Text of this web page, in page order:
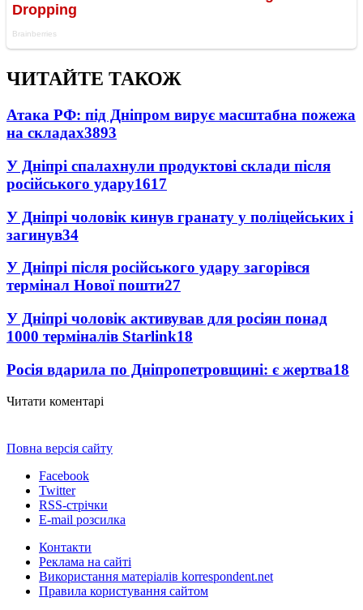
ЧИТАЙТЕ ТАКОЖ
Атака РФ: під Дніпром вирує масштабна пожежа
на складах3893
У Дніпрі спалахнули продуктові склади після
російського удару1617
У Дніпрі чоловік кинув гранату у поліцейських і
загинув34
У Дніпрі після російського удару загорівся
термінал Нової пошти27
У Дніпрі чоловік активував для росіян понад
1000 терміналів Starlink18
Росія вдарила по Дніпропетровщині: є жертва18
Читати коментарі
Повна версія сайту
Facebook
Twitter
RSS-стрічки
E-mail розсилка
Контакти
Реклама на сайті
Використання матеріалів korrespondent.net
Правила користування сайтом